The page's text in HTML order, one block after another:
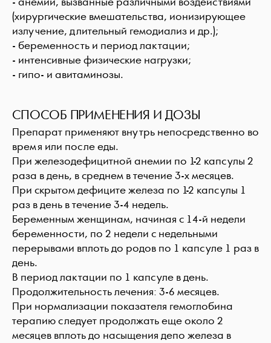
(хирургические вмешательства, ионизирующее
излучение, длительный гемодиализ и др.);
- беременность и период лактации;
- интенсивные физические нагрузки;
- гипо- и авитаминозы.
СПОСОБ ПРИМЕНЕНИЯ И ДОЗЫ
Препарат применяют внутрь непосредственно во
время или после еды.
При железодефицитной анемии по 1-2 капсулы 2
раза в день, в среднем в течение 3-х месяцев.
При скрытом дефиците железа по 1-2 капсулы 1
раз в день в течение 3-4 недель.
Беременным женщинам, начиная с 14-й недели
беременности, по 2 недели с недельными
перерывами вплоть до родов по 1 капсуле 1 раз в
день.
В период лактации по 1 капсуле в день.
Продолжительность лечения: 3-6 месяцев.
При нормализации показателя гемоглобина
терапию следует продолжать еще около 2
месяцев вплоть до насыщения депо железа в